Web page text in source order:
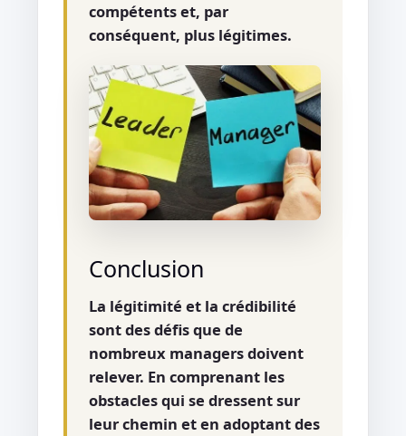
compétents et, par
conséquent, plus légitimes.
Conclusion
La légitimité et la crédibilité
sont des défis que de
nombreux managers doivent
relever. En comprenant les
obstacles qui se dressent sur
leur chemin et en adoptant des